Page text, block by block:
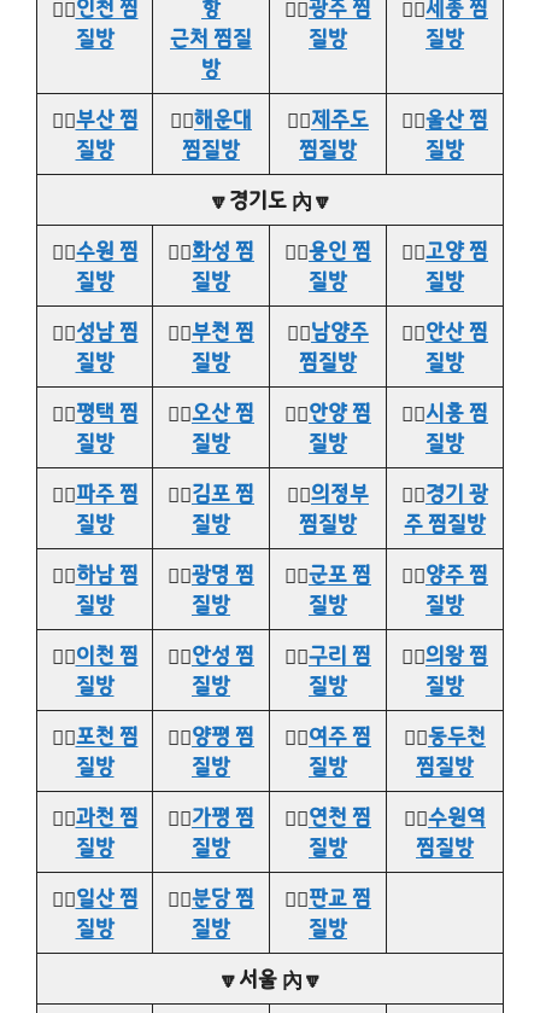
👉🏻인천 찜
질방
항
근처 찜질
방
👉🏻광주 찜
질방
👉🏻세종 찜
질방
👉🏻부산 찜
질방
👉🏻해운대
찜질방
👉🏻제주도
찜질방
👉🏻울산 찜
질방
🔽경기도 內🔽
👉🏻수원 찜
질방
👉🏻화성 찜
질방
👉🏻용인 찜
질방
👉🏻고양 찜
질방
👉🏻성남 찜
질방
👉🏻부천 찜
질방
👉🏻남양주
찜질방
👉🏻안산 찜
질방
👉🏻평택 찜
질방
👉🏻오산 찜
질방
👉🏻안양 찜
질방
👉🏻시흥 찜
질방
👉🏻파주 찜
질방
👉🏻김포 찜
질방
👉🏻의정부
찜질방
👉🏻경기 광
주 찜질방
👉🏻하남 찜
질방
👉🏻광명 찜
질방
👉🏻군포 찜
질방
👉🏻양주 찜
질방
👉🏻이천 찜
질방
👉🏻안성 찜
질방
👉🏻구리 찜
질방
👉🏻의왕 찜
질방
👉🏻포천 찜
질방
👉🏻양평 찜
질방
👉🏻여주 찜
질방
👉🏻동두천
찜질방
👉🏻과천 찜
질방
👉🏻가평 찜
질방
👉🏻연천 찜
질방
👉🏻수원역
찜질방
👉🏻일산 찜
질방
👉🏻분당 찜
질방
👉🏻판교 찜
질방
🔽서울 內🔽